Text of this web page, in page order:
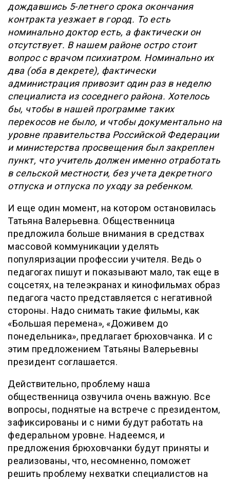
дождавшись 5-летнего срока окончания
контракта уезжает в город. То есть
номинально доктор есть, а фактически он
отсутствует. В нашем районе остро стоит
вопрос с врачом психиатром. Номинально их
два (оба в декрете), фактически
администрация привозит один раз в неделю
специалиста из соседнего района. Хотелось
бы, чтобы в нашей программе таких
перекосов не было, и чтобы документально на
уровне правительства Российской Федерации
и министерства просвещения был закреплен
пункт, что учитель должен именно отработать
в сельской местности, без учета декретного
отпуска и отпуска по уходу за ребенком.
И еще один момент, на котором остановилась
Татьяна Валерьевна. Общественница
предложила больше внимания в средствах
массовой коммуникации уделять
популяризации профессии учителя. Ведь о
педагогах пишут и показывают мало, так еще в
соцсетях, на телеэкранах и кинофильмах образ
педагога часто представляется с негативной
стороны. Надо снимать такие фильмы, как
«Большая перемена», «Доживем до
понедельника», предлагает брюховчанка. И с
этим предложением Татьяны Валерьевны
президент соглашается.
Действительно, проблему наша
общественница озвучила очень важную. Все
вопросы, поднятые на встрече с президентом,
зафиксированы и с ними будут работать на
федеральном уровне. Надеемся, и
предложения брюховчанки будут приняты и
реализованы, что, несомненно, поможет
решить проблему нехватки специалистов на